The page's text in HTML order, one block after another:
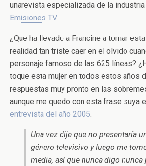
unarevista especializada de la
Emisiones TV.
¿Que ha llevado a Francine a tomar
realidad tan triste caer en el olvido
personaje famoso de las 625 líneas?
toque esta mujer en todos estos años
respuestas muy pronto en las
aunque me quedo con esta frase suya
entrevista del año 2005.
Una vez dije que no presentaría
género televisivo y luego me
media, así que nunca digo nunca